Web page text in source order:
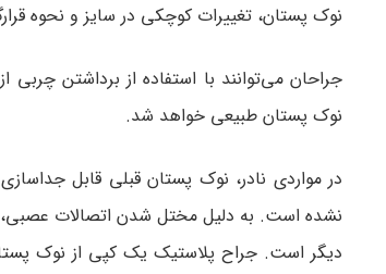
نوک پستان، تغییرات کوچکی در سایز و نحوه
جراحان می‌توانند با استفاده از برداشتن
نوک پستان طبیعی خواهد شد.
در مواردی نادر، نوک پستان قبلی قابل
نشده است. به دلیل مختل شدن اتصالات عصبی،
دیگر است. جراح پلاستیک یک کپی از نوک